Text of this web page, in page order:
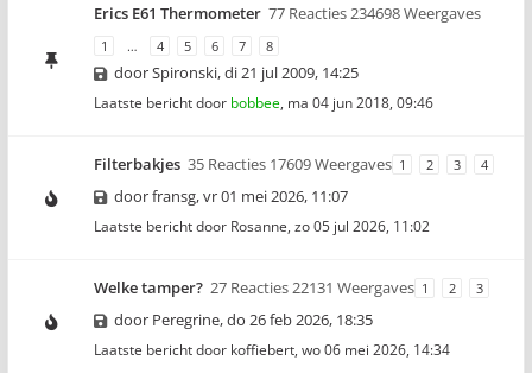
Erics E61 Thermometer 77 Reacties 234698 Weergaves
1 … 4 5 6 7 8
doorSpironski,di 21 jul 2009, 14:25
Laatste bericht door bobbee, ma 04 jun 2018, 09:46
Filterbakjes 35 Reacties 17609 Weergaves 1 2 3 4
doorfransg,vr 01 mei 2026, 11:07
Laatste bericht door Rosanne, zo 05 jul 2026, 11:02
Welke tamper? 27 Reacties 22131 Weergaves 1 2 3
door Peregrine,do 26 feb 2026, 18:35
Laatste bericht door koffiebert, wo 06 mei 2026, 14:34